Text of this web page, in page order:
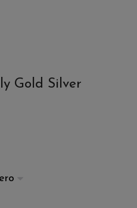
Gold Silver